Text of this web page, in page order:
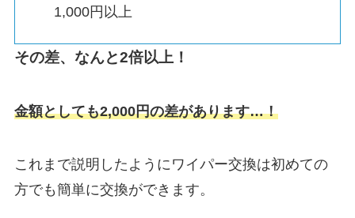
1,000円以上
その差、なんと2倍以上！
金額としても2,000円の差があります…！
これまで説明したようにワイパー交換は初めての
方でも簡単に交換ができます。